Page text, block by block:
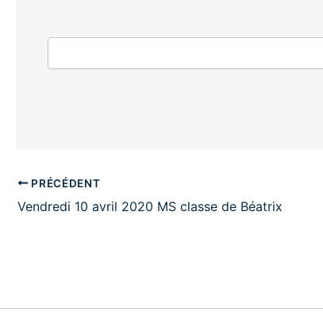
PRÉCÉDENT
Vendredi 10 avril 2020 MS classe de Béatrix